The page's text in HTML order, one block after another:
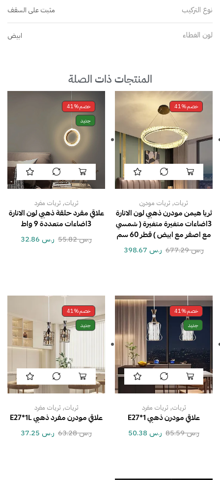
نوع التركيب مثبت على السقف
لون الغطاء ابيض
المنتجات ذات الصلة
خصم41%
ثريات, ثريات مودرن
ثريا هيمن مودرن ذهبي لون الانارة
3اضاءات متغيرة متغيرة ( شمسي
مع اصفر مع ابيض ) قطر 60 سم
ر.س677.29 ر.س
خصم41%
جديد
ثريات, ثريات مفرد
علاقي مفرد حلقة ذهبي لون الانارة
3اضاءات متعددة 9 واط
ر.س55.82 ر.س
خصم41%
جديد
ثريات, ثريات مفرد
علاقي مودرن ذهبي E27*1
ر.س85.59 ر.س
خصم41%
جديد
ثريات, ثريات مفرد
علاقي مودرن مفرد ذهبي E27*1L
ر.س63.28 ر.س